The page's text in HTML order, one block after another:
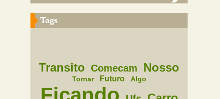
Tags
Transito Comecam Nosso
Tornar Futuro Algo